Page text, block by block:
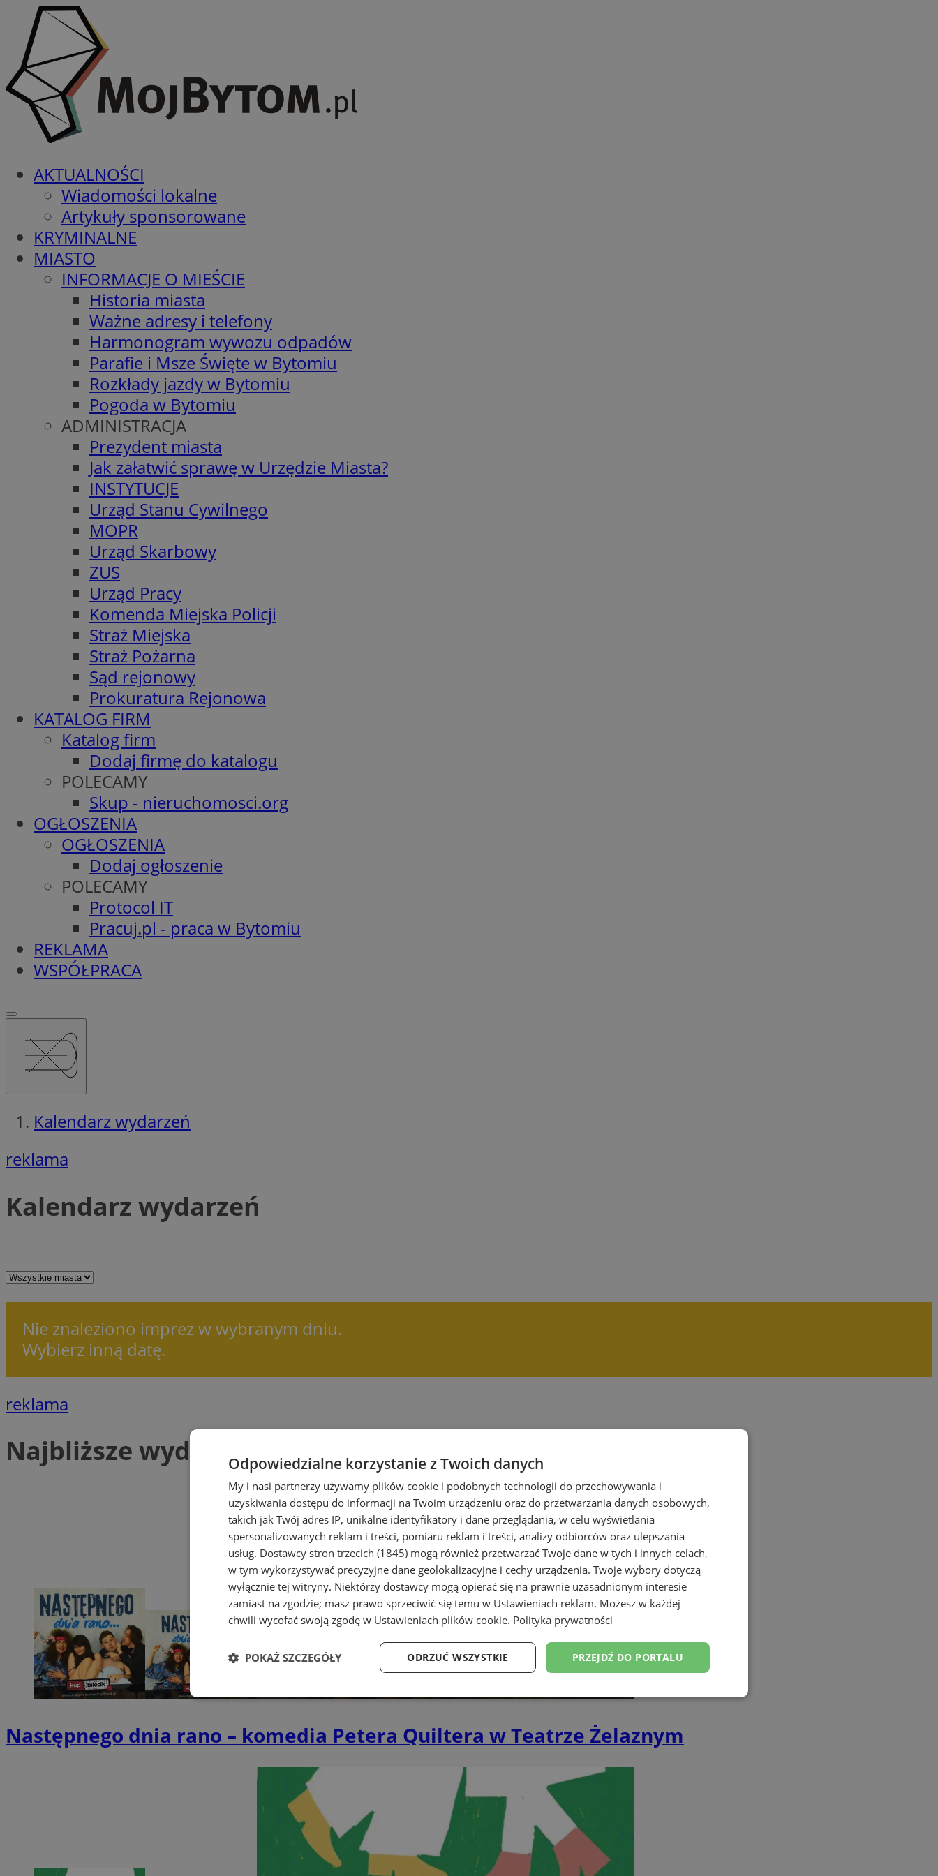
AKTUALNOŚCI
Wiadomości lokalne
Artykuły sponsorowane
KRYMINALNE
MIASTO
INFORMACJE O MIEŚCIE
Historia miasta
Ważne adresy i telefony
Harmonogram wywozu odpadów
Parafie i Msze Święte w Bytomiu
Rozkłady jazdy w Bytomiu
Pogoda w Bytomiu
ADMINISTRACJA
Prezydent miasta
Jak załatwić sprawę w Urzędzie Miasta?
INSTYTUCJE
Urząd Stanu Cywilnego
MOPR
Urząd Skarbowy
ZUS
Urząd Pracy
Komenda Miejska Policji
Straż Miejska
Straż Pożarna
Sąd rejonowy
Prokuratura Rejonowa
KATALOG FIRM
Katalog firm
Dodaj firmę do katalogu
POLECAMY
Skup - nieruchomosci.org
OGŁOSZENIA
OGŁOSZENIA
Dodaj ogłoszenie
POLECAMY
Protocol IT
Pracuj.pl - praca w Bytomiu
REKLAMA
WSPÓŁPRACA
Kalendarz wydarzeń
reklama
Kalendarz wydarzeń
Nie znaleziono imprez w wybranym dniu.
Wybierz inną datę.
reklama
Najbliższe wydarzenia
Następnego dnia rano – komedia Petera Quiltera w Teatrze Żelaznym
Odpowiedzialne korzystanie z Twoich danych
My i nasi partnerzy używamy plików cookie i podobnych technologii do przechowywania i
uzyskiwania dostępu do informacji na Twoim urządzeniu oraz do przetwarzania danych osobowych,
takich jak Twój adres IP, unikalne identyfikatory i dane przeglądania, w celu wyświetlania
spersonalizowanych reklam i treści, pomiaru reklam i treści, analizy odbiorców oraz ulepszania
usług. Dostawcy stron trzecich (1845) mogą również przetwarzać Twoje dane w tych i innych celach,
w tym wykorzystywać precyzyjne dane geolokalizacyjne i cechy urządzenia. Twoje wybory dotyczą
wyłącznie tej witryny. Niektórzy dostawcy mogą opierać się na prawnie uzasadnionym interesie
zamiast na zgodzie; masz prawo sprzeciwić się temu w Ustawieniach reklam. Możesz w każdej
chwili wycofać swoją zgodę w Ustawieniach plików cookie. Polityka prywatności
PRZEJDŹ DO PORTALU
ODRZUĆ WSZYSTKIE
POKAŻ SZCZEGÓŁY
Niezbędne Wydajność Targetowanie Funkcjonalność Niesklasyfikowane
Niezbędne Targetowanie Funkcjonalność
Niezbędne pliki cookie umożliwiają korzystanie z podstawowych funkcji strony internetowej, takich jak logowanie użytkownika i
zarządzanie kontem. Bez niezbędnych plików cookie nie można prawidłowo korzystać ze strony internetowej.
Provider/
Okres
przechowywania
Opis